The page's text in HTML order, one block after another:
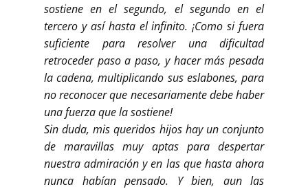
sostiene en el segundo, el segundo en el
tercero y así hasta el infinito. ¡Como si fuera
suficiente para resolver una dificultad
retroceder paso a paso, y hacer más pesada
la cadena, multiplicando sus eslabones, para
no reconocer que necesariamente debe haber
una fuerza que la sostiene!
Sin duda, mis queridos hijos hay un conjunto
de maravillas muy aptas para despertar
nuestra admiración y en las que hasta ahora
nunca habían pensado. Y bien, aun las